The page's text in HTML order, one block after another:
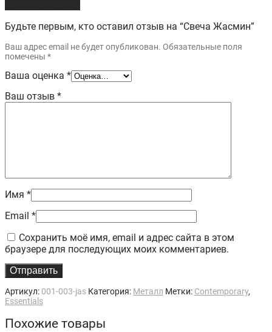
Будьте первым, кто оставил отзыв на “Свеча Жасмин”
Ваш адрес email не будет опубликован. Обязательные поля
помечены *
Ваша оценка *
Ваш отзыв *
Имя *
Email *
Сохранить моё имя, email и адрес сайта в этом
браузере для последующих моих комментариев.
Артикул: 001-003-jas Категория: Металл Метки: Contemporary,
Essentials
Похожие товары